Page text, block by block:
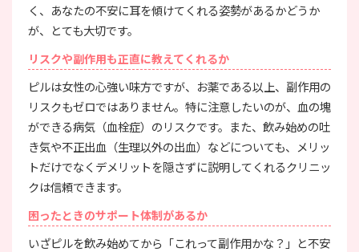
く、あなたの不安に耳を傾けてくれる姿勢があるかどうか
が、とても大切です。
リスクや副作用も正直に教えてくれるか
ピルは女性の心強い味方ですが、お薬である以上、副作用の
リスクもゼロではありません。特に注意したいのが、血の塊
ができる病気（血栓症）のリスクです。また、飲み始めの吐
き気や不正出血（生理以外の出血）などについても、メリッ
トだけでなくデメリットを隠さずに説明してくれるクリニッ
クは信頼できます。
困ったときのサポート体制があるか
いざピルを飲み始めてから「これって副作用かな？」と不安